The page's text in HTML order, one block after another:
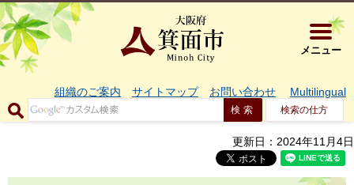
大阪府箕
メニュー
組織のご案内 サイトマップ お問い合わせ Multilingual
検索の仕方
更新日：2024年11月4日